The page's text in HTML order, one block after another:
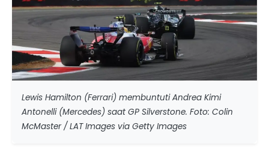
Lewis Hamilton (Ferrari) membuntuti Andrea Kimi
Antonelli (Mercedes) saat GP Silverstone. Foto: Colin
McMaster / LAT Images via Getty Images